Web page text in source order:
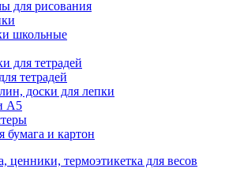
для рисования
школьные
для тетрадей
тетрадей
доски для лепки
А5
бумага и картон
ценники, термоэтикетка для весов